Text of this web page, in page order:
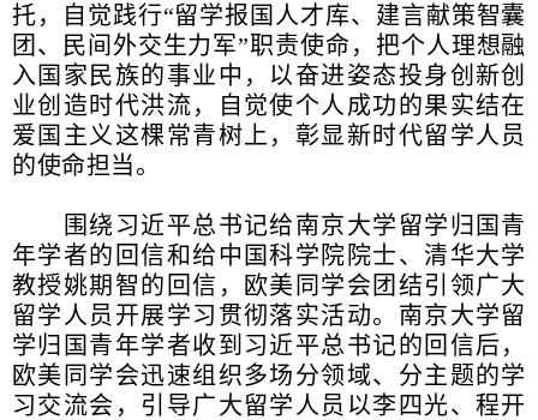
托，自觉践行“留学报国人才库、建言献策智囊
团、民间外交生力军”职责使命，把个人理想融
入国家民族的事业中，以奋进姿态投身创新创
业创造时代洪流，自觉使个人成功的果实结在
爱国主义这棵常青树上，彰显新时代留学人员
的使命担当。
围绕习近平总书记给南京大学留学归国青
年学者的回信和给中国科学院院士、清华大学
教授姚期智的回信，欧美同学会团结引领广大
留学人员开展学习贯彻落实活动。南京大学留
学归国青年学者收到习近平总书记的回信后，
欧美同学会迅速组织多场分领域、分主题的学
习交流会，引导广大留学人员以李四光、程开